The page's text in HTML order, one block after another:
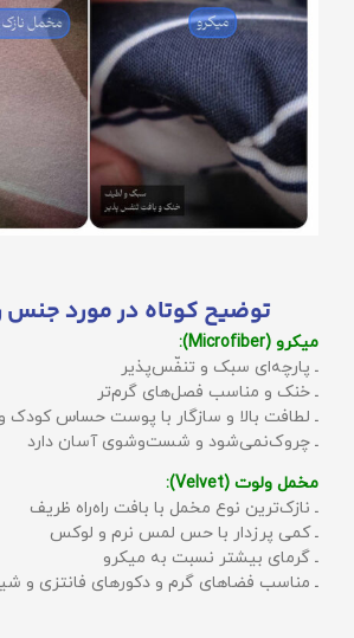
توضیح کوتاه در مورد جنس
میکرو (Microfiber):
ـ پارچه‌ای سبک و تنفّس‌پذیر
ـ خنک و مناسب فصل‌های گرم‌تر
ـ لطافت بالا و سازگار با پوست حساس کودک
ـ چروک‌نمی‌شود و شست‌وشوی آسان دارد
مخمل ولوت (Velvet):
ـ نازک‌ترین نوع مخمل با بافت راه‌راه ظریف
ـ کمی پرزدار با حس لمس نرم و لوکس
ـ گرمای بیشتر نسبت به میکرو
ـ مناسب فضاهای گرم و دکورهای فانتزی و